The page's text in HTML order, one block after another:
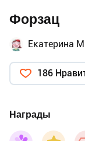
Форзац
Екатерина
186
Награды